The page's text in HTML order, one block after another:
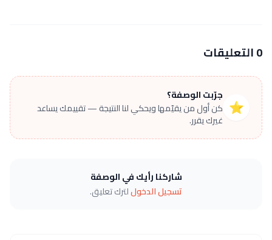
0 التعليقات
⭐
جرّبت الوصفة؟
كن أول من يقيّمها ويحكي لنا النتيجة — تقييمك يساعد
غيرك يقرر.
شاركنا رأيك في الوصفة
تسجيل الدخوللترك تعليق.